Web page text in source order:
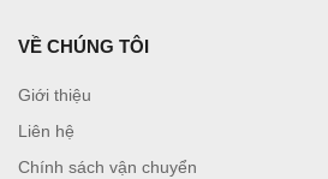
VỀ CHÚNG TÔI
Giới thiệu
Liên hệ
Chính sách vận chuyển